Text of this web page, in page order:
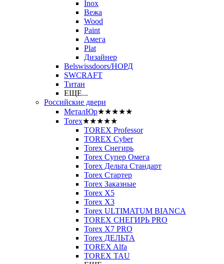
Inox
Вежа
Wood
Paint
Амега
Plat
Дизайнер
Belswissdoors/НОРД
SWCRAFT
Титан
ЕЩЕ...
Российские двери
МеталЮр★★★★★
Torex★★★★★
TOREX Professor
TOREX Cyber
Torex Снегирь
Torex Супер Омега
Torex Дельта Стандарт
Torex Стартер
Torex Заказные
Torex Х5
Torex Х3
Torex ULTIMATUM BIANCA
TOREX СНЕГИРЬ PRO
Torex X7 PRO
Torex ДЕЛЬТА
TOREX Alfa
TOREX TAU